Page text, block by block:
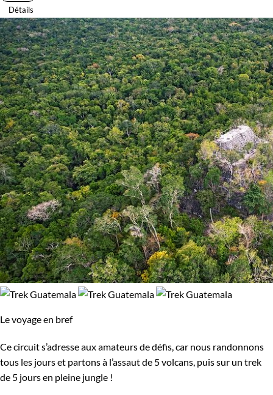
Détails
Le voyage en bref
Ce circuit s’adresse aux amateurs de défis, car nous randonnons
tous les jours et partons à l’assaut de 5 volcans, puis sur un trek
de 5 jours en pleine jungle !